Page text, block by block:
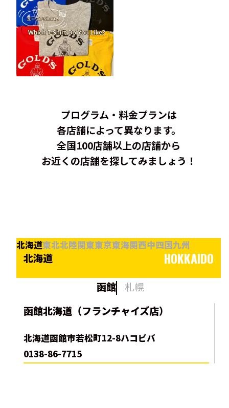
プログラム・料金プランは
各店舗によって異なります。
全国100店舗以上の店舗から
お近くの店舗を探してみましょう！
北海道東北北陸関東東京東海関西中四国九州
北海道 HOKKAIDO
函館
札幌
函館北海道（フランチャイズ店）
北海道函館市若松町12-8ハコビバ
0138-86-7715